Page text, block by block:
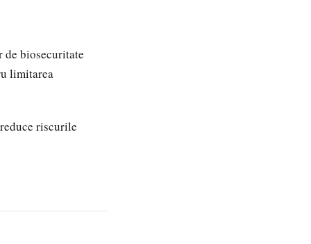
de biosecuritate
limitarea
riscurile